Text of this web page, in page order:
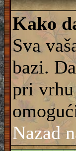
Kako
Sva
bazi.
pri
Nazad